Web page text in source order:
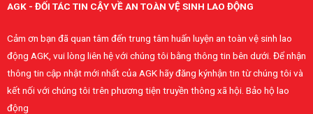
AGK - ĐỐI TÁC TIN CẬY VỀ AN TOÀN VỆ SINH LAO ĐỘNG
Cảm ơn bạn đã quan tâm đến trung tâm huấn luyện an toàn vệ sinh lao
động AGK, vui lòng liên hệ với chúng tôi bằng thông tin bên dưới. Để nhận
thông tin cập nhật mới nhất của AGK hãy đăng kýnhận tin từ chúng tôi và
kết nối với chúng tôi trên phương tiện truyền thông xã hội. Bảo hộ lao
động